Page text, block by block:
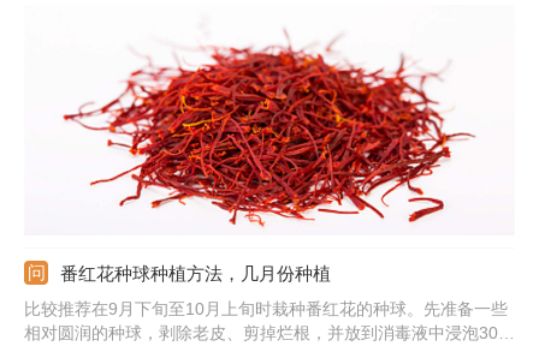
具有促进血液循环、活血化瘀的功效。对于一般人来说，也有解郁
安神、调节免疫、改善记忆力的功效。
番红花种球种植方法，几月份种植
比较推荐在9月下旬至10月上旬时栽种番红花的种球。先准备一些
相对圆润的种球，剥除老皮、剪掉烂根，并放到消毒液中浸泡30分